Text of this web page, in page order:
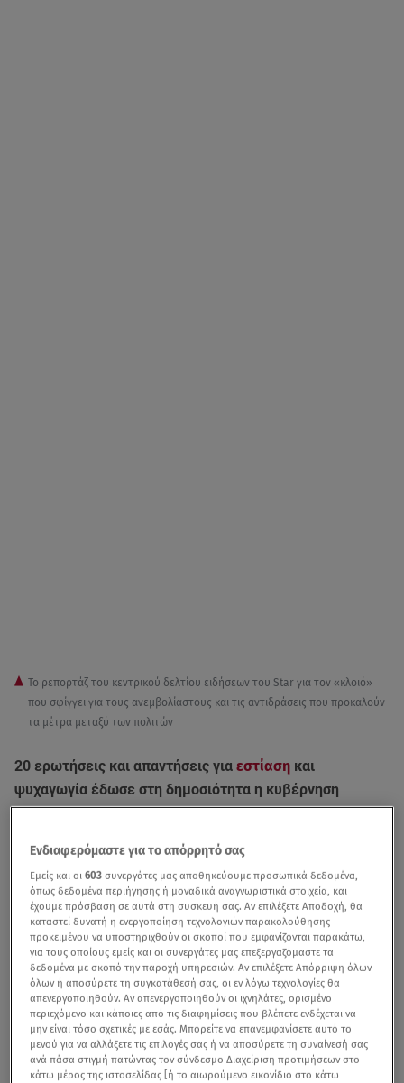
To ρεπορτάζ του κεντρικού δελτίου ειδήσεων του Star για τον «κλοιό»
που σφίγγει για τους ανεμβολίαστους και τις αντιδράσεις που προκαλούν
τα μέτρα μεταξύ των πολιτών
20 ερωτήσεις και απαντήσεις για εστίαση και
ψυχαγωγία έδωσε στη δημοσιότητα η κυβέρνηση
σχετικα με την νέα φάση της «επιχείρησης Ελευθερία-
Μόνο για εμβολιασμένους ή για όλους; Το δίλημμα
εστίασης και ψυχαγωγίας
1. Τα μέτρα είναι μια πολιτική διχασμού της κοινωνίας;
Οδηγούν σε διάκριση σε βάρος των πολιτών
(εμβολιασμένοι και μη) και σε άνιση μεταχείρισή τους;
Ενδιαφερόμαστε για το απόρρητό σας
Εμείς και οι603 συνεργάτες μας αποθηκεύουμε προσωπικά δεδομένα,
όπως δεδομένα περιήγησης ή μοναδικά αναγνωριστικά στοιχεία, και
έχουμε πρόσβαση σε αυτά στη συσκευή σας. Αν επιλέξετε Αποδοχή, θα
καταστεί δυνατή η ενεργοποίηση τεχνολογιών παρακολούθησης
προκειμένου να υποστηριχθούν οι σκοποί που εμφανίζονται παρακάτω,
για τους οποίους εμείς και οι συνεργάτες μας επεξεργαζόμαστε τα
δεδομένα με σκοπό την παροχή υπηρεσιών. Αν επιλέξετε Απόρριψη όλων
όλων ή αποσύρετε τη συγκατάθεσή σας, οι εν λόγω τεχνολογίες θα
απενεργοποιηθούν. Αν απενεργοποιηθούν οι ιχνηλάτες, ορισμένο
περιεχόμενο και κάποιες από τις διαφημίσεις που βλέπετε ενδέχεται να
μην είναι τόσο σχετικές με εσάς. Μπορείτε να επανεμφανίσετε αυτό το
μενού για να αλλάξετε τις επιλογές σας ή να αποσύρετε τη συναίνεσή σας
ανά πάσα στιγμή πατώντας τον σύνδεσμο Διαχείριση προτιμήσεων στο
κάτω μέρος της ιστοσελίδας [ή το αιωρούμενο εικονίδιο στο κάτω